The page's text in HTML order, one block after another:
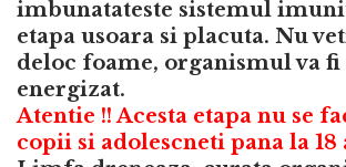
imbunatateste sistemul
etapa usoara si placuta. Nu
deloc foame, organismul va
energizat.
Atentie !! Acesta etapa nu se
copii si adolescneti pana la 18